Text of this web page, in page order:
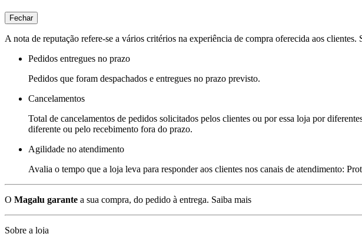
Fechar
A nota de reputação refere-se a vários critérios na experiência de compra oferecida aos clientes.
Pedidos entregues no prazo
Pedidos que foram despachados e entregues no prazo previsto.
Cancelamentos
Total de cancelamentos de pedidos solicitados pelos clientes ou por essa loja por
diferente ou pelo recebimento fora do prazo.
Agilidade no atendimento
Avalia o tempo que a loja leva para responder aos clientes nos canais de atendimento:
O Magalu garante a sua compra, do pedido à entrega. Saiba mais
Sobre a loja